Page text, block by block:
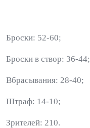
Броски: 52-60;
Броски в створ: 36-44;
Вбрасывания: 28-40;
Штраф: 14-10;
Зрителей: 210.